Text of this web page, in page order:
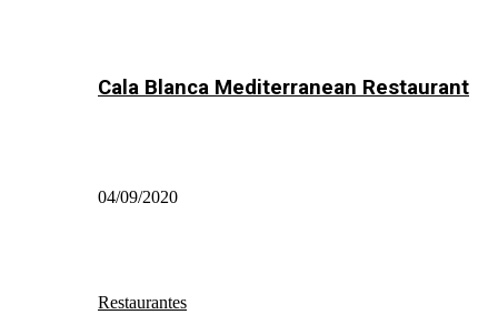
Cala Blanca Mediterranean Restaurant
04/09/2020
Restaurantes